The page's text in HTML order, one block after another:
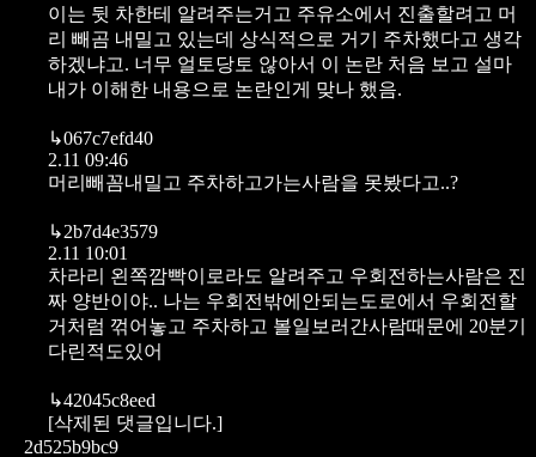
이는 뒷 차한테 알려주는거고 주유소에서 진출할려고 머
리 빼곰 내밀고 있는데 상식적으로 거기 주차했다고 생각
하겠냐고. 너무 얼토당토 않아서 이 논란 처음 보고 설마
내가 이해한 내용으로 논란인게 맞나 했음.
↳067c7efd40
2.11 09:46
머리빼꼼내밀고 주차하고가는사람을 못봤다고..?
↳2b7d4e3579
2.11 10:01
차라리 왼쪽깜빡이로라도 알려주고 우회전하는사람은 진
짜 양반이야.. 나는 우회전밖에안되는도로에서 우회전할
거처럼 꺾어놓고 주차하고 볼일보러간사람때문에 20분기
다린적도있어
↳42045c8eed
[삭제된 댓글입니다.]
2d525b9bc9